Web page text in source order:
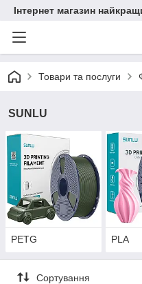
Інтернет магазин
Товари та послуги
SUNLU
PETG PLA
Сортування